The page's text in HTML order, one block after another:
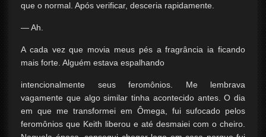
que o normal. Após verificar, desceria rapidamente.
— Ah.
A cada vez que movia meus pés a fragrância ia ficando
mais forte. Alguém estava espalhando
intencionalmente seus feromônios. Me lembrava
vagamente que algo similar tinha acontecido antes. O dia
em que me transformei em Ômega, fui sufocado pelos
feromônios que Keith liberou e até desmaiei com o cheiro.